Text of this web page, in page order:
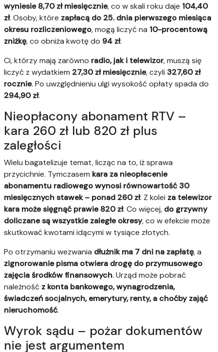
wyniesie 8,70 zł miesięcznie, co w skali roku daje 104,40
zł. Osoby, które zapłacą do 25. dnia pierwszego miesiąca
okresu rozliczeniowego, mogą liczyć na 10-procentową
zniżkę, co obniża kwotę do 94 zł.
Ci, którzy mają zarówno radio, jak i telewizor, muszą się
liczyć z wydatkiem 27,30 zł miesięcznie, czyli 327,60 zł
rocznie. Po uwzględnieniu ulgi wysokość opłaty spada do
294,90 zł.
Nieopłacony abonament RTV –
kara 260 zł lub 820 zł plus
zaległości
Wielu bagatelizuje temat, licząc na to, iż sprawa
przycichnie. Tymczasem kara za nieopłacenie
abonamentu radiowego wynosi równowartość 30
miesięcznych stawek – ponad 260 zł. Z kolei za telewizor
kara może sięgnąć prawie 820 zł. Co więcej, do grzywny
doliczane są wszystkie zaległe okresy, co w efekcie może
skutkować kwotami idącymi w tysiące złotych.
Po otrzymaniu wezwania dłużnik ma 7 dni na zapłatę, a
zignorowanie pisma otwiera drogę do przymusowego
zajęcia środków finansowych. Urząd może pobrać
należność z konta bankowego, wynagrodzenia,
świadczeń socjalnych, emerytury, renty, a choćby zająć
nieruchomość.
Wyrok sądu – pożar dokumentów
nie jest argumentem